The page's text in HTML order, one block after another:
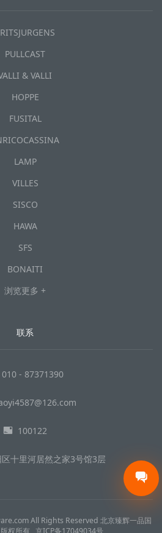
PULLCAST
& VALLI
HOPPE
FUSITAL
LAMP
VILLES
SISCO
HAWA
SFS
BONAITI
浏览更多 +
联系
010 - 87371390
100122
十里河居然之家3号馆3层
All Rights Reserved 北京臻辉一品国
权所有 京ICP备17049034号